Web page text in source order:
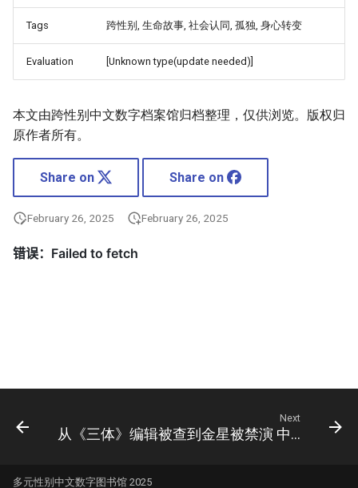
Tags 跨性别, 生命故事, 社会认同, 孤独, 身心转变
Evaluation [Unknown type(update needed)]
本文由跨性别中文数字档案馆归档整理，仅供浏览。版权归
原作者所有。
Share on Share on
February 26, 2025 February 26, 2025
Next
从《三体》编辑被查到金星被禁演 中国文化创新遭遏制
多元性别中文数字图书馆 2025